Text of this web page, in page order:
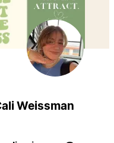
Cali Weissman